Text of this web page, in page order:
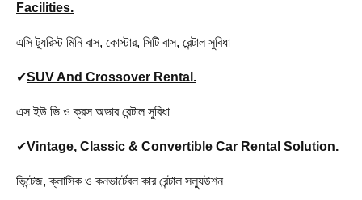
Facilities.
এসি ট্যুরিস্ট মিনি বাস, কোস্টার, সিটি বাস, রেন্টাল সুবিধা
✔SUV And Crossover Rental.
এস ইউ ভি ও ক্রস অভার রেন্টাল সুবিধা
✔Vintage, Classic & Convertible Car Rental Solution.
ভিন্টেজ, ক্লাসিক ও কনভার্টেবল কার রেন্টাল সল্যুউশন